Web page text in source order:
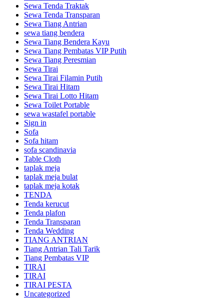
Sewa Tenda Traktak
Sewa Tenda Transparan
Sewa Tiang Antrian
sewa tiang bendera
Sewa Tiang Bendera Kayu
Sewa Tiang Pembatas VIP Putih
Sewa Tiang Peresmian
Sewa Tirai
Sewa Tirai Filamin Putih
Sewa Tirai Hitam
Sewa Tirai Lotto Hitam
Sewa Toilet Portable
sewa wastafel portable
Sign in
Sofa
Sofa hitam
sofa scandinavia
Table Cloth
taplak meja
taplak meja bulat
taplak meja kotak
TENDA
Tenda kerucut
Tenda plafon
Tenda Transparan
Tenda Wedding
TIANG ANTRIAN
Tiang Antrian Tali Tarik
Tiang Pembatas VIP
TIRAI
TIRAI
TIRAI PESTA
Uncategorized